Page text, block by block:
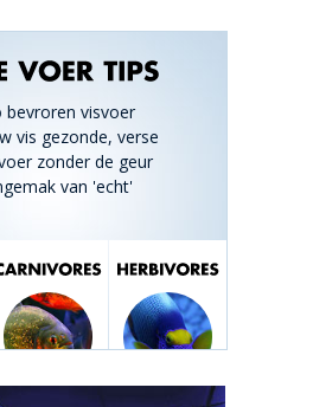
bevroren visvoer
vis gezonde, verse
zonder de geur
van 'echt'